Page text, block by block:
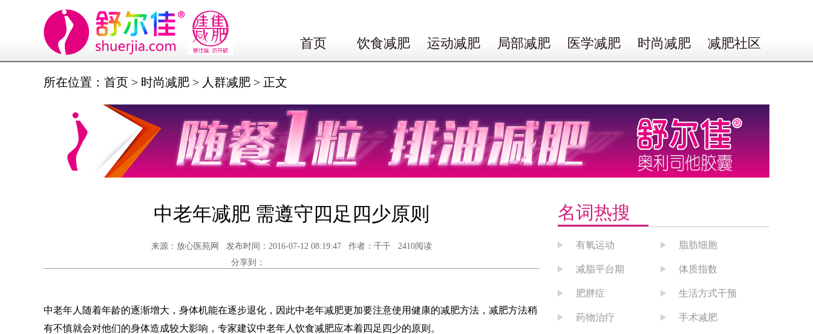
首页 饮食减肥 运动减肥 局部减肥 医学减肥 时尚减肥 减肥社区
所在位置： 首页 > 时尚减肥 > 人群减肥 > 正文
中老年减肥 需遵守四足四少原则
来源：放心医苑网 发布时间：2016-07-12 08:19:47 作者：千千 2410阅读
分享到：
中老年人随着年龄的逐渐增大，身体机能在逐步退化，因此中老年减肥更加要注意使用健康的减肥方法，减肥方法稍
有不慎就会对他们的身体造成较大影响，专家建议中老年人饮食减肥应本着四足四少的原则。
名词热搜
有氧运动 脂肪细胞
减脂平台期 体质指数
肥胖症 生活方式干预
药物治疗 手术减肥